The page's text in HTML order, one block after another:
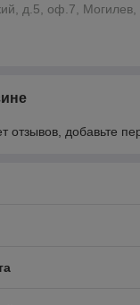
д.5, оф.7, Могилев,
отзывов, добавьте